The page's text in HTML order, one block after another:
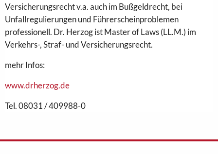
Versicherungsrecht v.a. auch im Bußgeldrecht, bei
Unfallregulierungen und Führerscheinproblemen
professionell. Dr. Herzog ist Master of Laws (LL.M.) im
Verkehrs-, Straf- und Versicherungsrecht.
mehr Infos:
www.drherzog.de
Tel. 08031 / 409988-0